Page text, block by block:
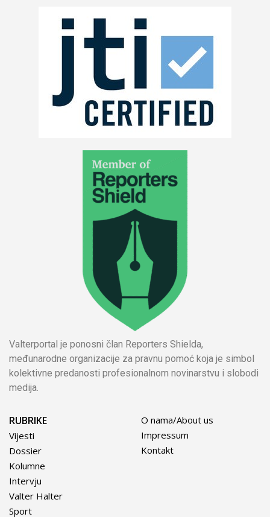
Valterportal je ponosni član Reporters Shielda,
međunarodne organizacije za pravnu pomoć koja je simbol
kolektivne predanosti profesionalnom novinarstvu i slobodi
medija.
RUBRIKE
Vijesti
Dossier
Kolumne
Intervju
Valter Halter
Sport
O nama/About us
Impressum
Kontakt